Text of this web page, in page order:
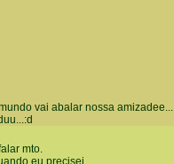
vai abalar nossa amizadee...
mto.
eu precisei.